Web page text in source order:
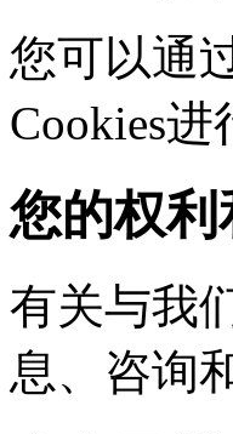
您可以通
Cookies进
您的权
有关与我
息、咨